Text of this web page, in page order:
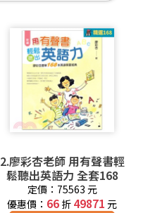
2.廖彩杏老師 用有聲書輕
鬆聽出英語力 全套168
定價：75563 元
優惠價： 66 折 49871 元